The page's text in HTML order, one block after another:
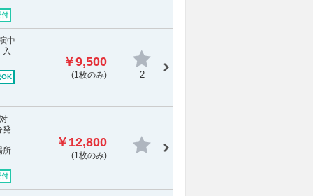
付
中
OK
￥9,500
(1枚のみ) 2
発
所
付
￥12,800
(1枚のみ)